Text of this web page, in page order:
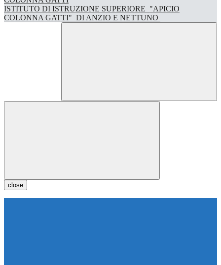
ISTITUTO DI ISTRUZIONE SUPERIORE "APICIO
COLONNA GATTI" DI ANZIO E NETTUNO
close